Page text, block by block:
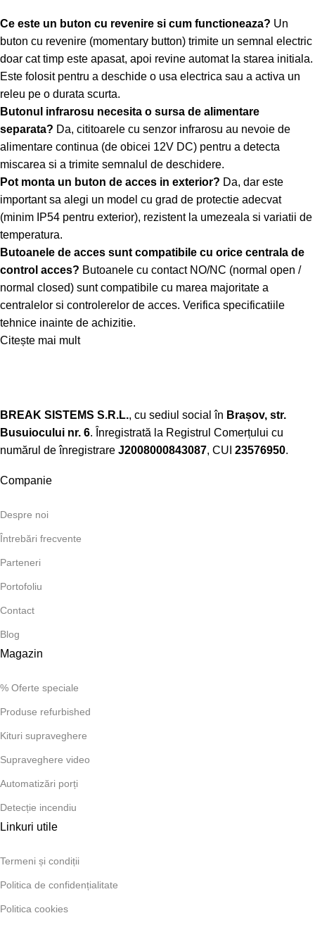
Ce este un buton cu revenire si cum functioneaza? Un
buton cu revenire (momentary button) trimite un semnal electric
doar cat timp este apasat, apoi revine automat la starea initiala.
Este folosit pentru a deschide o usa electrica sau a activa un
releu pe o durata scurta.
Butonul infrarosu necesita o sursa de alimentare
separata? Da, cititoarele cu senzor infrarosu au nevoie de
alimentare continua (de obicei 12V DC) pentru a detecta
miscarea si a trimite semnalul de deschidere.
Pot monta un buton de acces in exterior? Da, dar este
important sa alegi un model cu grad de protectie adecvat
(minim IP54 pentru exterior), rezistent la umezeala si variatii de
temperatura.
Butoanele de acces sunt compatibile cu orice centrala de
control acces? Butoanele cu contact NO/NC (normal open /
normal closed) sunt compatibile cu marea majoritate a
centralelor si controlerelor de acces. Verifica specificatiile
tehnice inainte de achizitie.
Citește mai mult
BREAK SISTEMS S.R.L., cu sediul social în Brașov, str.
Busuiocului nr. 6. Înregistrată la Registrul Comerțului cu
numărul de înregistrare J2008000843087, CUI 23576950.​
Companie
Despre noi
Întrebări frecvente
Parteneri
Portofoliu
Contact
Blog
Magazin
% Oferte speciale
Produse refurbished
Kituri supraveghere
Supraveghere video
Automatizări porți
Detecție incendiu
Linkuri utile
Termeni și condiții
Politica de confidențialitate
Politica cookies